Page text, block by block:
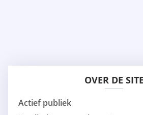
OVER DE SITE
Actief publiek